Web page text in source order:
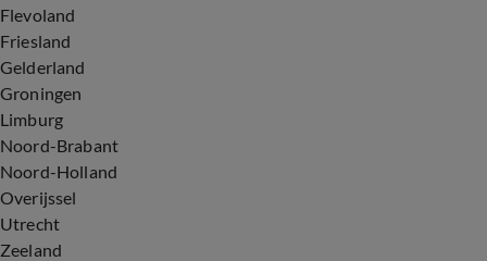
Flevoland
Friesland
Gelderland
Groningen
Limburg
Noord-Brabant
Noord-Holland
Overijssel
Utrecht
Zeeland